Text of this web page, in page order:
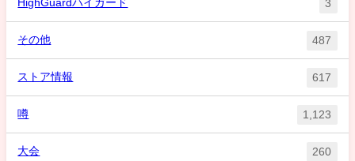
HighGuardハイガード 3
その他 487
ストア情報 617
噂 1,123
大会 260